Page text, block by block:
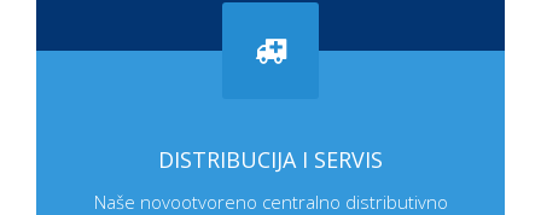
DISTRIBUCIJA I SERVIS
Naše novootvoreno centralno distributivno